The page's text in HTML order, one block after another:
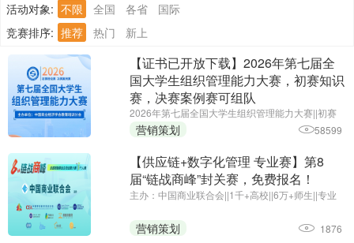
活动对象: 不限 全国 各省
国际
竞赛排序: 推荐 热门 新上
【证书已开放下载】2026年第七届全
国大学生组织管理能力大赛，初赛知识
赛，决赛案例赛可组队
2026年第七届全国大学生组织管理能力大赛||初赛
报名截止时间：2026年6月25日||主办单位：中国商
业经济学会教育培训分会
营销策划 58599
【供应链+数字化管理 专业赛】第8
届“链战商峰”封关赛，免费报名！
主办：中国商业联合会||1千+高校||6万+师生||专业
营销策划 1876